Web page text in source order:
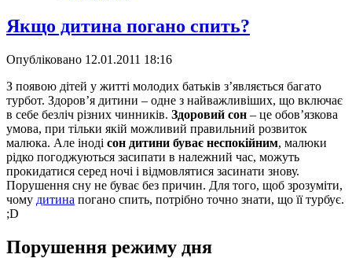
Якщо дитина погано спить?
Опубліковано 12.01.2011 18:16
З появою дітей у житті молодих батьків з’являється багато
турбот. Здоров’я дитини – одне з найважливіших, що включає
в себе безліч різних чинників. Здоровий сон – це обов’язкова
умова, при тільки якій можливий правильний розвиток
малюка. Але іноді сон дитини буває неспокійним, малюки
рідко погоджуються засипати в належний час, можуть
прокидатися серед ночі і відмовлятися засинати знову.
Порушення сну не буває без причин. Для того, щоб зрозуміти,
чому дитина погано спить, потрібно точно знати, що її турбує.
;D
Порушення режиму дня